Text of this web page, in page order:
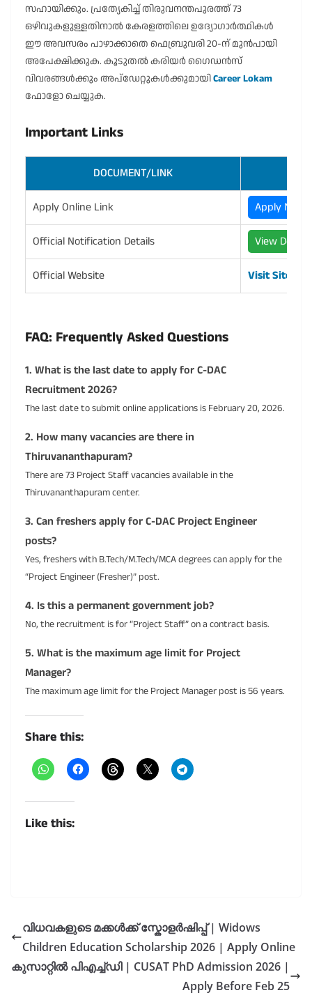
സഹായിക്കും. പ്രത്യേകിച്ച് തിരുവനന്തപുരത്ത് 73
ഒഴിവുകളുള്ളതിനാൽ കേരളത്തിലെ ഉദ്യോഗാർത്ഥികൾ
ഈ അവസരം പാഴാക്കാതെ ഫെബ്രുവരി 20-ന് മുൻപായി
അപേക്ഷിക്കുക. കൂടുതൽ കരിയർ ഗൈഡൻസ്
വിവരങ്ങൾക്കും അപ്‌ഡേറ്റുകൾക്കുമായിCareer Lokam
ഫോളോ ചെയ്യുക.
Important Links
DOCUMENT/LINK
Apply Online Link Apply Now
Official Notification Details View Details
Official Website Visit Site
FAQ: Frequently Asked Questions
1. What is the last date to apply for C-DAC
Recruitment 2026?
The last date to submit online applications is February 20, 2026.
2. How many vacancies are there in
Thiruvananthapuram?
There are 73 Project Staff vacancies available in the
Thiruvananthapuram center.
3. Can freshers apply for C-DAC Project Engineer
posts?
Yes, freshers with B.Tech/M.Tech/MCA degrees can apply for the
“Project Engineer (Fresher)” post.
4. Is this a permanent government job?
No, the recruitment is for “Project Staff” on a contract basis.
5. What is the maximum age limit for Project
Manager?
The maximum age limit for the Project Manager post is 56 years.
Share this:
Like this:
വിധവകളുടെ മക്കൾക്ക് സ്കോളർഷിപ്പ് | Widows
Children Education Scholarship 2026 | Apply Online
കുസാറ്റിൽ പിഎച്ച്ഡി | CUSAT PhD Admission 2026 |
Apply Before Feb 25